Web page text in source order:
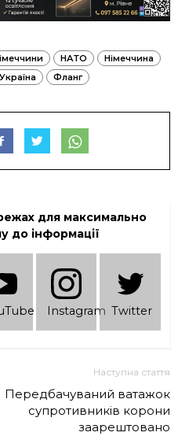
НАТО
Німеччина
Україна Фланг
для максимально
до інформації
Instagram Twitter
Наступна стаття
Передбачуваний ватажок
супротивників корони
заарештовано